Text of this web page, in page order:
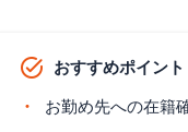
おすすめポイント
お勤め先への在籍